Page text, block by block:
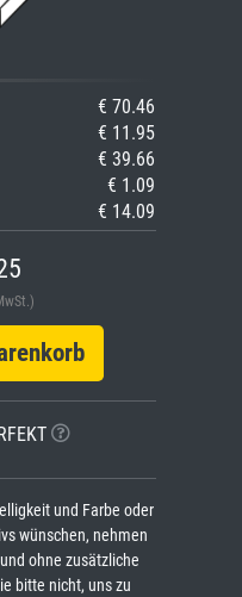
€ 70.46
€ 11.95
€ 39.66
€ 1.09
€ 14.09
und Farbe oder
wünschen, nehmen
ohne zusätzliche
bitte nicht, uns zu